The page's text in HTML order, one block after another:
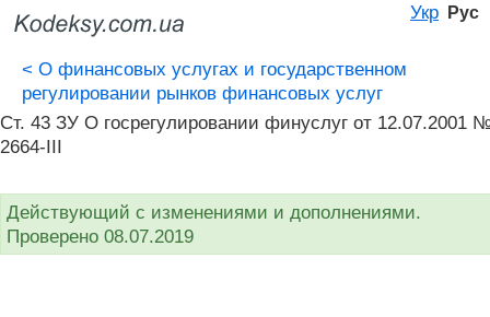
Укр Рус
< О финансовых услугах и государственном
регулировании рынков финансовых услуг
Ст. 43 ЗУ О госрегулировании финуслуг от 12.07.2001
2664-III
Действующий с изменениями и дополнениями.
Проверено 08.07.2019